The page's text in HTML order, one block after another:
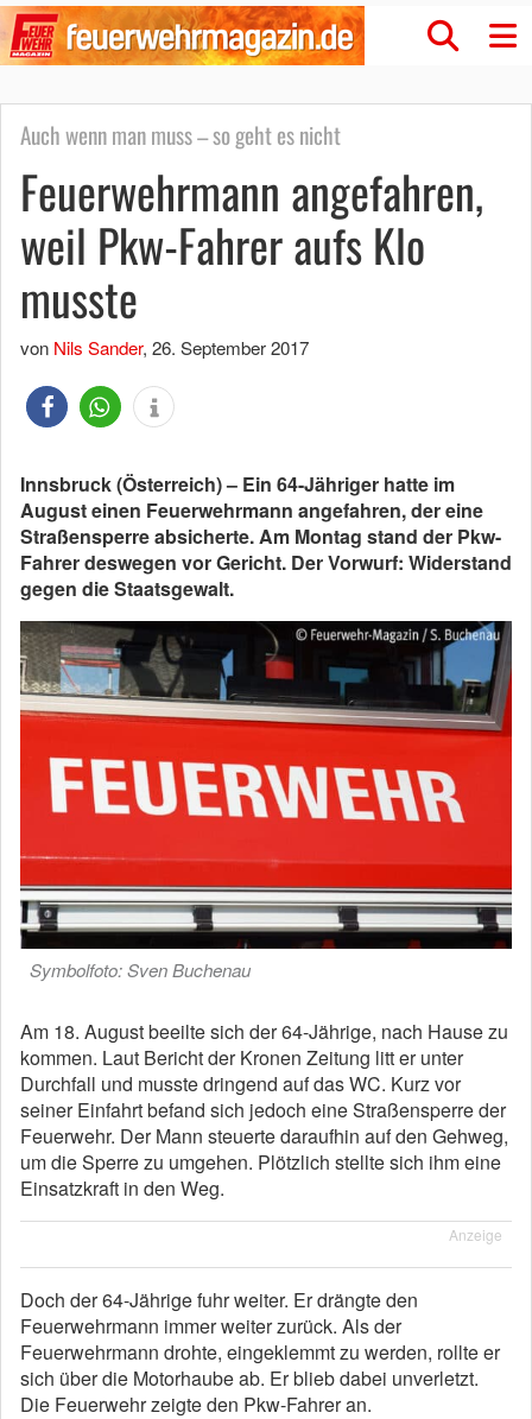
Auch wenn man muss – so geht es nicht
Feuerwehrmann angefahren,
weil Pkw-Fahrer aufs Klo
musste
von Nils Sander, 26. September 2017
Innsbruck (Österreich) – Ein 64-Jähriger hatte im
August einen Feuerwehrmann angefahren, der eine
Straßensperre absicherte. Am Montag stand der Pkw-
Fahrer deswegen vor Gericht. Der Vorwurf: Widerstand
gegen die Staatsgewalt.
Symbolfoto: Sven Buchenau
Am 18. August beeilte sich der 64-Jährige, nach Hause zu
kommen. Laut Bericht der Kronen Zeitung litt er unter
Durchfall und musste dringend auf das WC. Kurz vor
seiner Einfahrt befand sich jedoch eine Straßensperre der
Feuerwehr. Der Mann steuerte daraufhin auf den Gehweg,
um die Sperre zu umgehen. Plötzlich stellte sich ihm eine
Einsatzkraft in den Weg.
Anzeige
Doch der 64-Jährige fuhr weiter. Er drängte den
Feuerwehrmann immer weiter zurück. Als der
Feuerwehrmann drohte, eingeklemmt zu werden, rollte er
sich über die Motorhaube ab. Er blieb dabei unverletzt.
Die Feuerwehr zeigte den Pkw-Fahrer an.